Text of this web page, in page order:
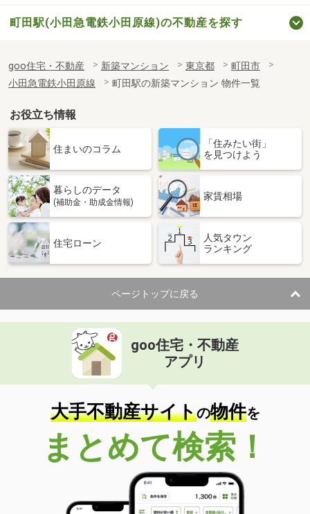
町田駅(小田急電鉄小田原線)の不動産を探す
goo住宅・不動産 新築マンション 東京都
町田市
小田急電鉄小田原線
町田駅の新築マンション 物件一覧
お役立ち情報
住まいのコラム
「住みたい街」
を見つけよう
暮らしのデータ
(補助金・助成金情報)
家賃相場
住宅ローン
人気タウン
ランキング
ページトップに戻る
goo住宅・不動産
アプリ
大手不動産サイトの物件を
まとめて検索！